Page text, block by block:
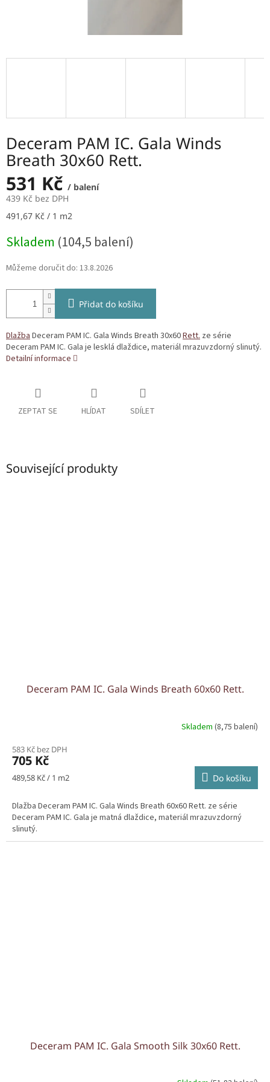
Deceram PAM IC. Gala Winds
Breath 30x60 Rett.
531 Kč / balení
439 Kč bez DPH
Měrná
491,67 Kč / 1 m2
Skladem (104,5 balení)
Můžeme doručit do: 13.8.2026
Přidat do košíku
DlažbaDeceram PAM IC. Gala Winds Breath 30x60Rett. ze série
Deceram PAM IC. Gala je lesklá dlaždice, materiál mrazuvzdorný slinutý.
Detailní informace
ZEPTAT SE HLÍDAT SDÍLET
Související produkty
Deceram PAM IC. Gala Winds Breath 60x60 Rett.
Skladem (8,75 balení)
583 Kč bez DPH
705 Kč
Měrná
489,58 Kč / 1 m2 Do košíku
Dlažba Deceram PAM IC. Gala Winds Breath 60x60 Rett. ze série
Deceram PAM IC. Gala je matná dlaždice, materiál mrazuvzdorný
slinutý.
Deceram PAM IC. Gala Smooth Silk 30x60 Rett.